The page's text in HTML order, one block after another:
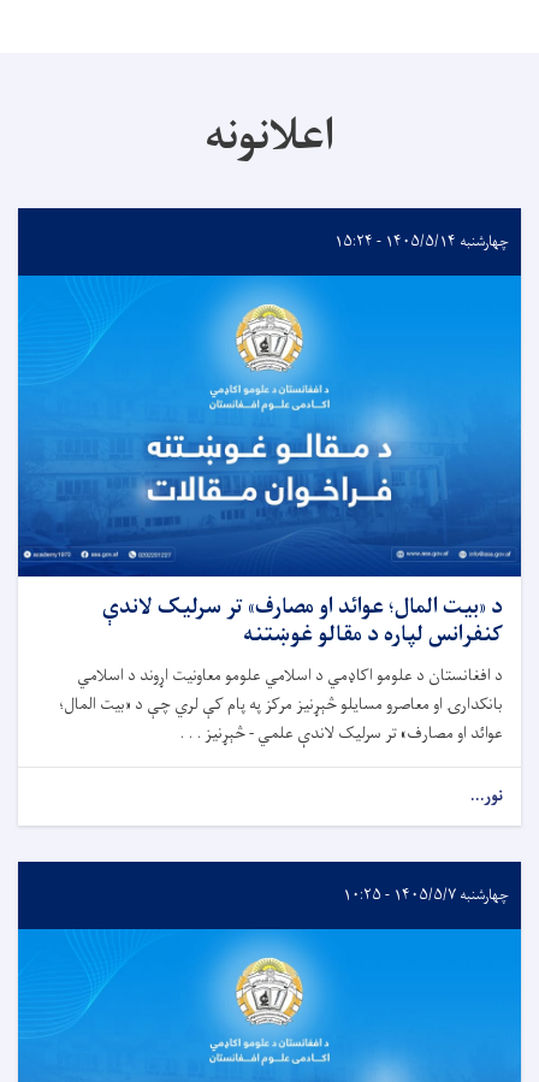
اعلانونه
چهارشنبه ۱۴۰۵/۵/۱۴ - ۱۵:۲۴
د «بیت المال؛ عوائد او مصارف» تر سرلیک لاندې
کنفرانس لپاره د مقالو غوښتنه
د افغانستان د علومو اکاډمي د اسلامي علومو معاونیت اړوند د اسلامي
بانکدارۍ او معاصرو مسایلو څېړنیز مرکز په پام کې لري چې د «بیت المال؛
عوائد او مصارف» تر سرلیک لاندې علمي - څېړنیز . . .
نور...
چهارشنبه ۱۴۰۵/۵/۷ - ۱۰:۲۵